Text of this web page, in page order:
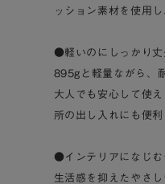
ッション素材を使用
●軽いのにしっかり丈
895gと軽量ながら、
大人でも安心して使
所の出し入れにも便利
●インテリアになじむ
生活感を抑えたやさ